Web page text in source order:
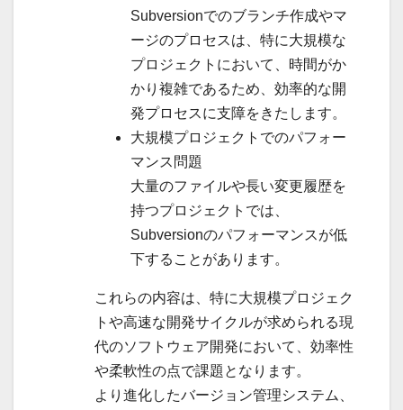
Subversionでのブランチ作成やマ
ージのプロセスは、特に大規模な
プロジェクトにおいて、時間がか
かり複雑であるため、効率的な開
発プロセスに支障をきたします。
大規模プロジェクトでのパフォー
マンス問題
大量のファイルや長い変更履歴を
持つプロジェクトでは、
Subversionのパフォーマンスが低
下することがあります。
これらの内容は、特に大規模プロジェク
トや高速な開発サイクルが求められる現
代のソフトウェア開発において、効率性
や柔軟性の点で課題となります。
より進化したバージョン管理システム、